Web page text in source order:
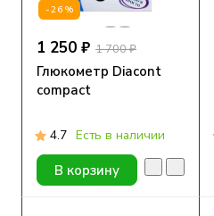
-26%
1 250 ₽ 1 700 ₽
Глюкометр Diacont
compact
4.7 Есть в наличии
В корзину